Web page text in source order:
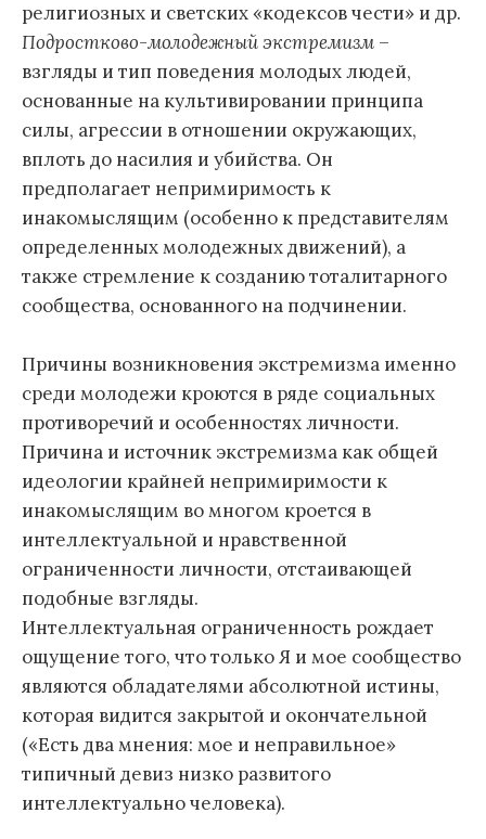
религиозных и светских «кодексов чести» и др.
Подростково-молодежный экстремизм –
взгляды и тип поведения молодых людей,
основанные на культивировании принципа
силы, агрессии в отношении окружающих,
вплоть до насилия и убийства. Он
предполагает непримиримость к
инакомыслящим (особенно к представителям
определенных молодежных движений), а
также стремление к созданию тоталитарного
сообщества, основанного на подчинении.
Причины возникновения экстремизма именно
среди молодежи кроются в ряде социальных
противоречий и особенностях личности.
Причина и источник экстремизма как общей
идеологии крайней непримиримости к
инакомыслящим во многом кроется в
интеллектуальной и нравственной
ограниченности личности, отстаивающей
подобные взгляды.
Интеллектуальная ограниченность рождает
ощущение того, что только Я и мое сообщество
являются обладателями абсолютной истины,
которая видится закрытой и окончательной
(«Есть два мнения: мое и неправильное»
типичный девиз низко развитого
интеллектуально человека).